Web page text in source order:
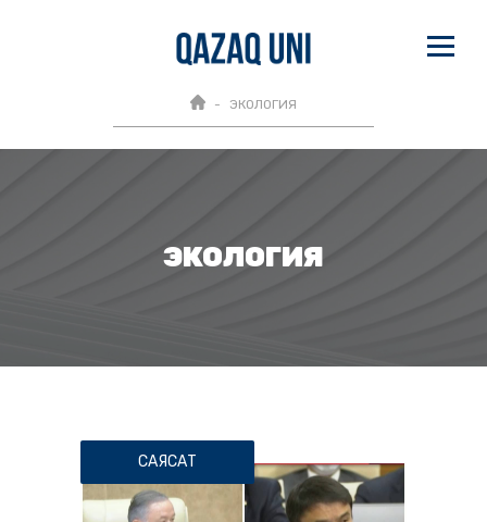
ЭКОЛОГИЯ
ЭКОЛОГИЯ
САЯСАТ